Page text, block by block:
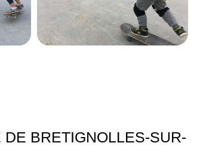
BRETIGNOLLES-SUR-